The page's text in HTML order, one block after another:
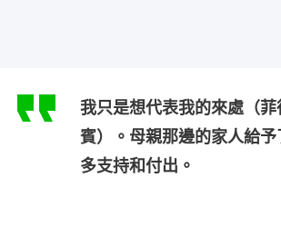
我只是想代表我的來處（菲
賓）。母親那邊的家人給予
多支持和付出。